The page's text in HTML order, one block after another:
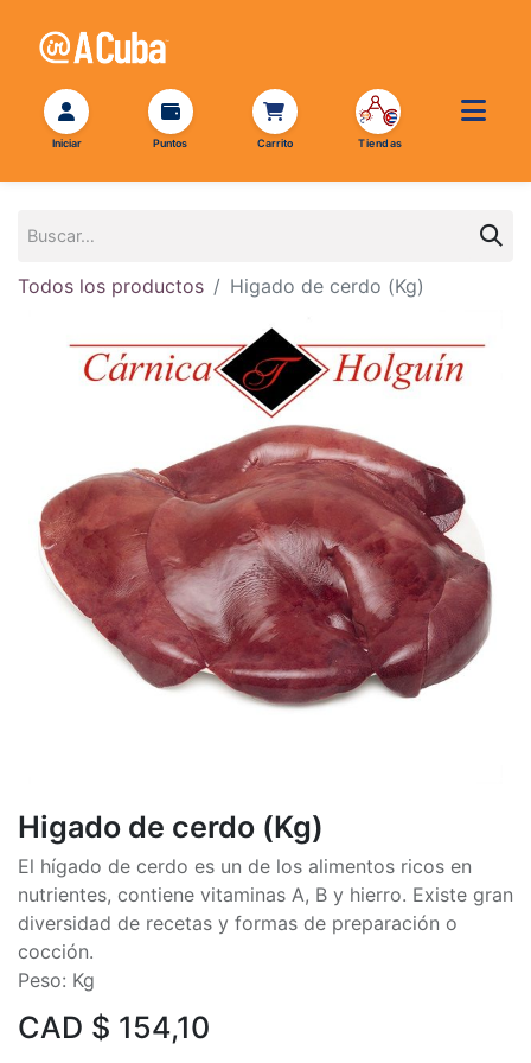
Todos los productos Higado de cerdo (Kg)
Higado de cerdo (Kg)
El hígado de cerdo es un de los alimentos ricos en
nutrientes, contiene vitaminas A, B y hierro. Existe gran
diversidad de recetas y formas de preparación o
cocción.
Peso: Kg
CAD $ 154,10